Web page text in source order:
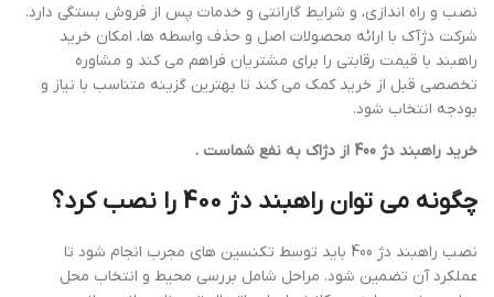
نصب و راه اندازی، و شرایط گارانتی و خدمات پس از فروش بستگی دارد.
شرکت دژآک با ارائه محصولات اصل و حذف واسطه ها، امکان خرید
راهبند با قیمت رقابتی را برای مشتریان فراهم می کند و مشاوره
تخصصی قبل از خرید کمک می کند تا بهترین گزینه متناسب با نیاز و
بودجه انتخاب شود.
خرید راهبند دژ 400 از دژاک به نفع شماست .
چگونه می توان راهبند دژ 400 را نصب کرد؟
نصب راهبند دژ 400 باید توسط تکنسین های مجرب انجام شود تا
عملکرد آن تضمین شود. مراحل شامل بررسی محیط و انتخاب محل